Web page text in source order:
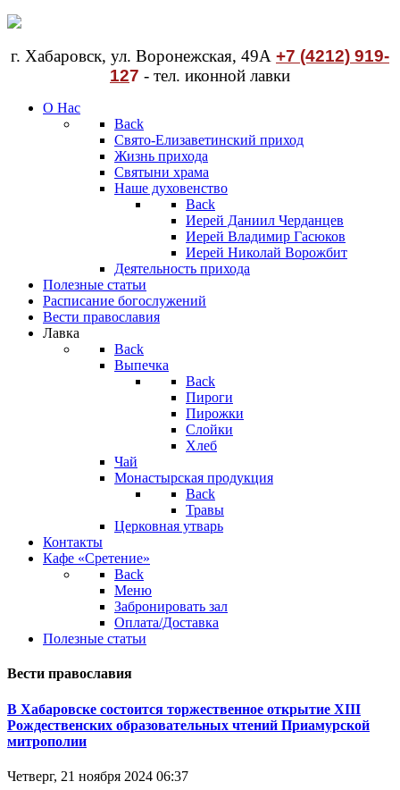
г. Хабаровск, ул. Воронежская, 49А +7 (4212) 919-
127 - тел. иконной лавки
О Нас
Back
Свято-Елизаветинский приход
Жизнь прихода
Святыни храма
Наше духовенство
Back
Иерей Даниил Черданцев
Иерей Владимир Гасюков
Иерей Николай Ворожбит
Деятельность прихода
Полезные статьи
Расписание богослужений
Вести православия
Лавка
Back
Выпечка
Back
Пироги
Пирожки
Слойки
Хлеб
Чай
Монастырская продукция
Back
Травы
Церковная утварь
Контакты
Кафе «Сретение»
Back
Меню
Забронировать зал
Оплата/Доставка
Полезные статьи
Вести православия
В Хабаровске состоится торжественное открытие XIII
Рождественских образовательных чтений Приамурской
митрополии
Четверг, 21 ноября 2024 06:37